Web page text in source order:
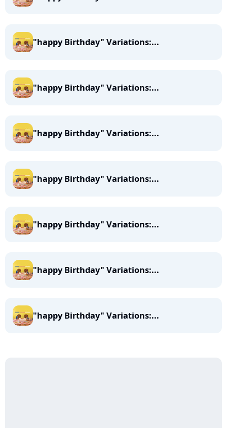
"happy Birthday" Variations:...
"happy Birthday" Variations:...
"happy Birthday" Variations:...
"happy Birthday" Variations:...
"happy Birthday" Variations:...
"happy Birthday" Variations:...
"happy Birthday" Variations:...